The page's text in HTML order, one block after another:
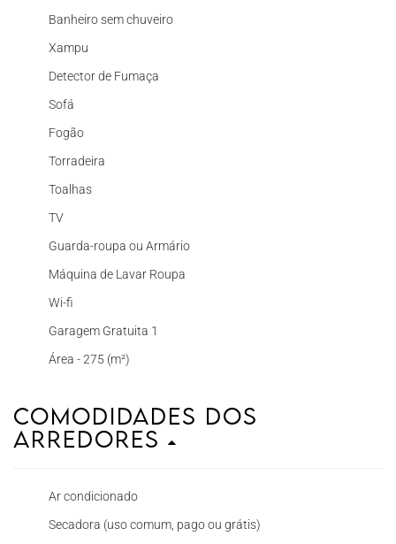
Banheiro sem chuveiro
Xampu
Detector de Fumaça
Sofá
Fogão
Torradeira
Toalhas
TV
Guarda-roupa ou Armário
Máquina de Lavar Roupa
Wi-fi
Garagem Gratuita 1
Área - 275 (m²)
Comodidades dos
Arredores
Ar condicionado
Secadora (uso comum, pago ou grátis)